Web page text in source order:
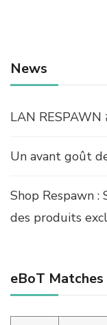
News
LAN
Un avant goût
Shop Respawn :
des produits
eBoT Matches